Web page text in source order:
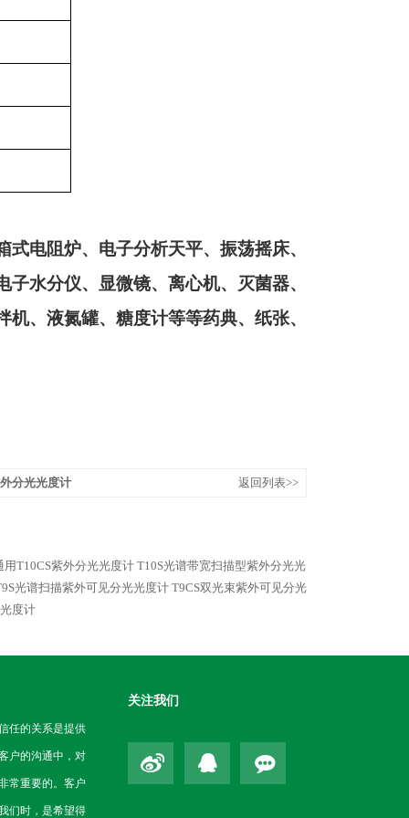
电阻炉、电子分析天平、振荡摇床、
水分仪、显微镜、离心机、灭菌器、
、液氮罐、糖度计等等药典、纸张、
分光光度计 返回列表>>
用T10CS紫外分光光度计 T10S光谱带宽扫描型紫外分光光
光谱扫描紫外可见分光光度计 T9CS双光束紫外可见分光
度计
任的关系是提供
户的沟通中，对
常重要的。客户
们时，是希望得
关注我们